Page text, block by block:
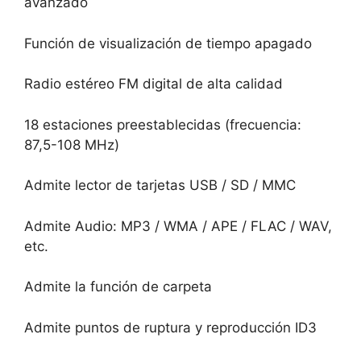
Función de visualización de tiempo apagado
Radio estéreo FM digital de alta calidad
18 estaciones preestablecidas (frecuencia:
87,5-108 MHz)
Admite lector de tarjetas USB / SD / MMC
Admite Audio: MP3 / WMA / APE / FLAC / WAV,
etc.
Admite la función de carpeta
Admite puntos de ruptura y reproducción ID3